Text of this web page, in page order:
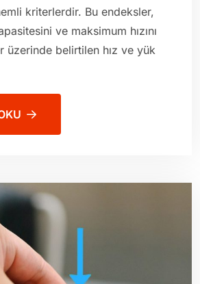
kriterlerdir. Bu endeksler,
ve maksimum hızını
üzerinde belirtilen hız ve yük